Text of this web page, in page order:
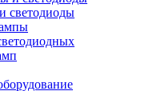
светодиоды